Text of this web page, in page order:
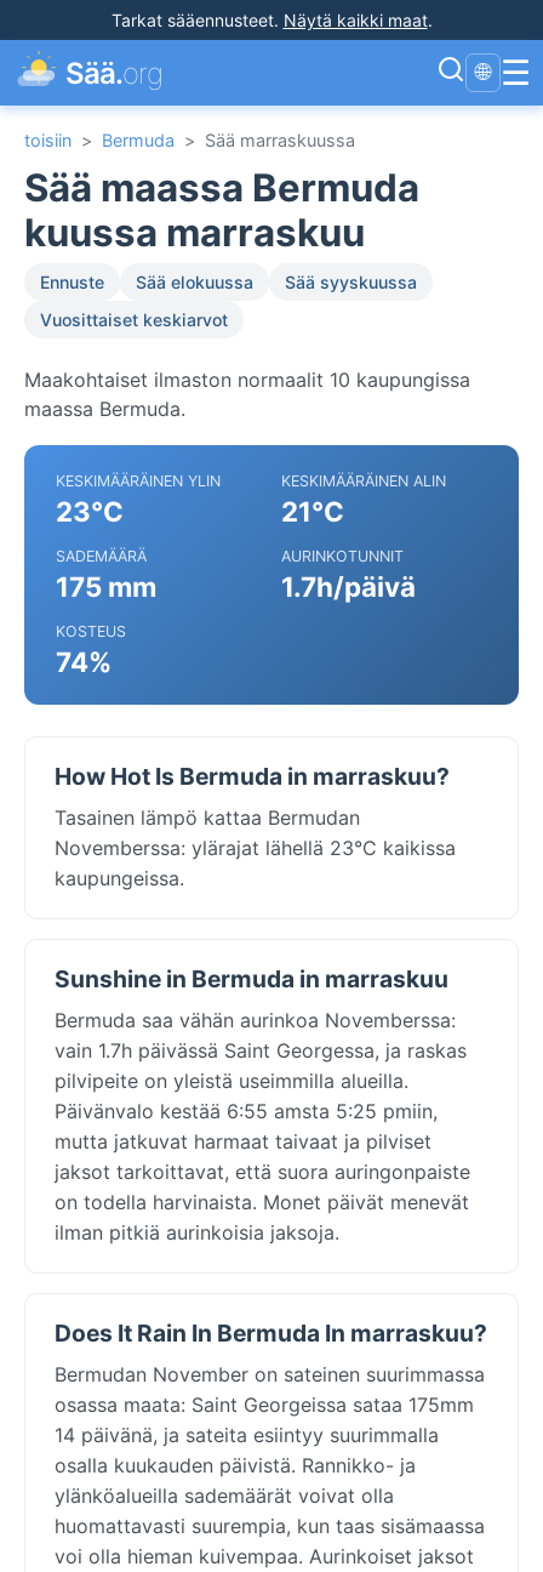
Tarkat sääennusteet. Näytä kaikki maat.
Sää.org 🌐 ☰
toisiin > Bermuda > Sää marraskuussa
Sää maassa Bermuda
kuussa marraskuu
Ennuste Sää elokuussa
Sää syyskuussa
Vuosittaiset keskiarvot
Maakohtaiset ilmaston normaalit 10 kaupungissa
maassa Bermuda.
KESKIMÄÄRÄINEN YLIN
23°C
KESKIMÄÄRÄINEN ALIN
21°C
SADEMÄÄRÄ
175 mm
AURINKOTUNNIT
1.7h/päivä
KOSTEUS
74%
How Hot Is Bermuda in marraskuu?
Tasainen lämpö kattaa Bermudan
Novemberssa: ylärajat lähellä 23°C kaikissa
kaupungeissa.
Sunshine in Bermuda in marraskuu
Bermuda saa vähän aurinkoa Novemberssa:
vain 1.7h päivässä Saint Georgessa, ja raskas
pilvipeite on yleistä useimmilla alueilla.
Päivänvalo kestää 6:55 amsta 5:25 pmiin,
mutta jatkuvat harmaat taivaat ja pilviset
jaksot tarkoittavat, että suora auringonpaiste
on todella harvinaista. Monet päivät menevät
ilman pitkiä aurinkoisia jaksoja.
Does It Rain In Bermuda In marraskuu?
Bermudan November on sateinen suurimmassa
osassa maata: Saint Georgeissa sataa 175mm
14 päivänä, ja sateita esiintyy suurimmalla
osalla kuukauden päivistä. Rannikko- ja
ylänköalueilla sademäärät voivat olla
huomattavasti suurempia, kun taas sisämaassa
voi olla hieman kuivempaa. Aurinkoiset jaksot